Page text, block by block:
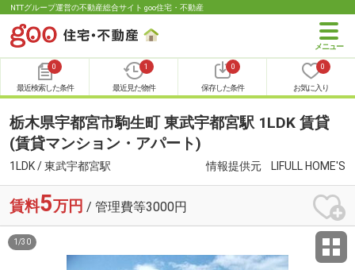
NTTグループ運営の不動産総合サイト goo住宅・不動産
0
最近検索した条件
1
最近見た物件
0
保存した条件
0
お気に入り
栃木県宇都宮市駒生町 東武宇都宮駅 1LDK 賃貸
(賃貸マンション・アパート)
1LDK / 東武宇都宮駅 情報提供元 LIFULL HOME'S
賃料5万円 / 管理費等3000円
1 /30